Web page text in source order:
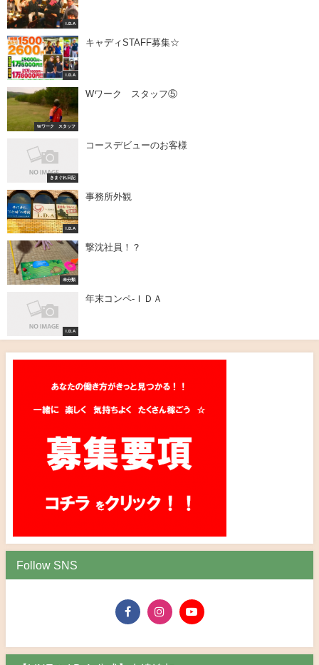
I.D.A
I.D.A
キャディSTAFF募集☆
Wワーク スタッフ
Wワーク スタッフ⑤
きまぐれ日記
コースデビューのお客様
I.D.A
事務所外観
未分類
撃沈社員！？
I.D.A
年末コンペ-ＩＤＡ
Follow SNS